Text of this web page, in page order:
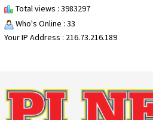
Total views : 3983297
Who's Online : 33
Your IP Address : 216.73.216.189